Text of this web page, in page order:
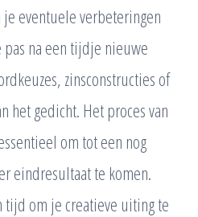
eventuele verbeteringen
pas na een tijdje nieuwe
zinsconstructies of
het gedicht. Het proces van
om tot een nog
eindresultaat te komen.
om je creatieve uiting te